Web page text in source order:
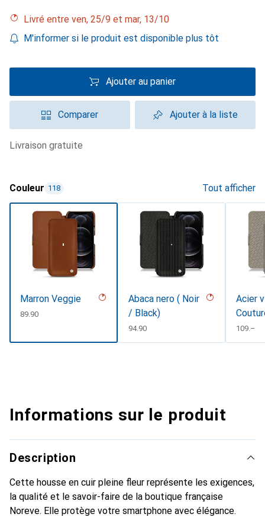
Livré entre ven, 25/9 et mar, 13/10
M'informer si le produit est disponible plus tôt
Ajouter au panier
Comparer Ajouter à la liste
livraison gratuite
Couleur 118 Tout afficher
Marron Veggie
CHF
89.90
Abaca nero ( Noir
/ Black)
CHF
94.90
Acier
CHF
109.–
Informations sur le produit
Description
Cette housse en cuir pleine fleur représente les exigences,
la qualité et le savoir-faire de la boutique française
Noreve. Elle protège votre smartphone avec élégance.